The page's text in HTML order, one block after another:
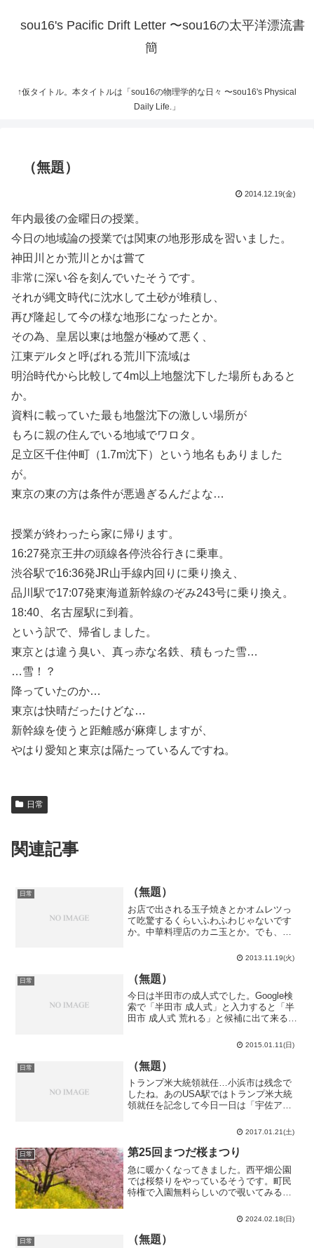
sou16's Pacific Drift Letter 〜sou16の太平洋漂流書
簡
↑仮タイトル。本タイトルは「sou16の物理学的な日々 〜sou16's Physical
Daily Life.」
（無題）
2014.12.19(金)
年内最後の金曜日の授業。
今日の地域論の授業では関東の地形形成を習いました。
神田川とか荒川とかは嘗て
非常に深い谷を刻んでいたそうです。
それが縄文時代に沈水して土砂が堆積し、
再び隆起して今の様な地形になったとか。
その為、皇居以東は地盤が極めて悪く、
江東デルタと呼ばれる荒川下流域は
明治時代から比較して4m以上地盤沈下した場所もあると
か。
資料に載っていた最も地盤沈下の激しい場所が
もろに親の住んでいる地域でワロタ。
足立区千住仲町（1.7m沈下）という地名もありました
が。
東京の東の方は条件が悪過ぎるんだよな…
授業が終わったら家に帰ります。
16:27発京王井の頭線各停渋谷行きに乗車。
渋谷駅で16:36発JR山手線内回りに乗り換え、
品川駅で17:07発東海道新幹線のぞみ243号に乗り換え。
18:40、名古屋駅に到着。
という訳で、帰省しました。
東京とは違う臭い、真っ赤な名鉄、積もった雪…
…雪！？
降っていたのか…
東京は快晴だったけどな…
新幹線を使うと距離感が麻痺しますが、
やはり愛知と東京は隔たっているんですね。
日常
関連記事
日常 （無題）
お店で出される玉子焼きとかオムレツっ
て吃驚するくらいふわふわじゃないです
か。中華料理店のカニ玉とか。でも、家
か。その謎が解けたような気がします。
フライパンでジャガイモを揚げ煮し、面
倒だったので油をフライパン...
2013.11.19(火)
日常 （無題）
今日は半田市の成人式でした。Google検
索で「半田市 成人式」と入力すると「半
田市 成人式 荒れる」と候補に出て来るく
す。怖いなー。知多半田駅でＦＫ（水泳
部）と落ち合って会場へ。成岩中の同級
生と感動の再...
2015.01.11(日)
日常 （無題）
トランプ米大統領就任…小浜市は残念で
したね。あのUSA駅ではトランプ米大統
領就任を記念して今日一日は「宇佐アメ
典の映像を見る限りどう見てもイタリア
人のマリオブラザーズが…日本生まれの
キャラクターを使うにし...
2017.01.21(土)
日常 第25回まつだ桜まつり
急に暖かくなってきました。西平畑公園
では桜祭りをやっているそうです。町民
特権で入園無料らしいので覗いてみるこ
んでいる！この公園がこんなに人で溢れ
ることがあるんだ…日本人だけでなく、
ベトナム人や中国人やロシ...
2024.02.18(日)
日常 （無題）